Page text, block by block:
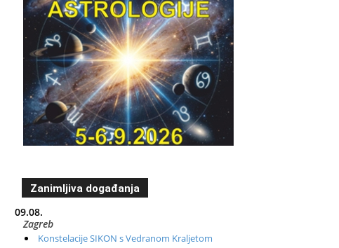
Zanimljiva događanja
09.08.
Zagreb
Konstelacije SIKON s Vedranom Kraljetom